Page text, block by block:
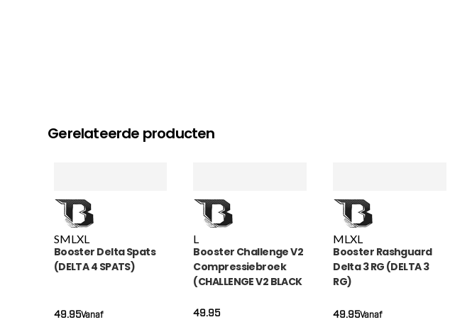
Gerelateerde producten
SMLXL
Booster Delta Spats
(DELTA 4 SPATS)
Vanaf
49.95
L
Booster Challenge V2
Compressiebroek
(CHALLENGE V2 BLACK
49.95
MLXL
Booster Rashguard
Delta 3 RG (DELTA 3
RG)
Vanaf
49.95